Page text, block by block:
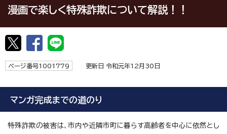
漫画で楽しく特殊詐欺について解説！！
ページ番号1001779 更新日 令和元年12月30日
マンガ完成までの道のり
特殊詐欺の被害は、市内や近隣市町に暮らす高齢者を中心に依然とし